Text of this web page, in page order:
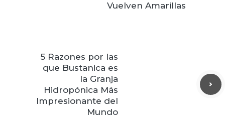
Vuelven Amarillas
5 Razones por las
que Bustanica es
la Granja
Hidropónica Más
Impresionante del
Mundo